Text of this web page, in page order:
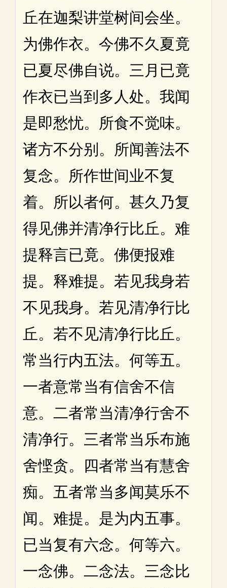
丘在迦梨讲堂树间会坐。
为佛作衣。今佛不久夏竟
已夏尽佛自说。三月已竟
作衣已当到多人处。我闻
是即愁忧。所食不觉味。
诸方不分别。所闻善法不
复念。所作世间业不复
着。所以者何。甚久乃复
得见佛并清净行比丘。难
提释言已竟。佛便报难
提。释难提。若见我身若
不见我身。若见清净行比
丘。若不见清净行比丘。
常当行内五法。何等五。
一者意常当有信舍不信
意。二者常当清净行舍不
清净行。三者常当乐布施
舍悭贪。四者常当有慧舍
痴。五者常当多闻莫乐不
闻。难提。是为内五事。
已当复有六念。何等六。
一念佛。二念法。三念比